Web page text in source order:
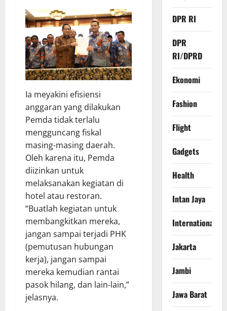
Ia meyakini efisiensi
anggaran yang dilakukan
Pemda tidak terlalu
mengguncang fiskal
masing-masing daerah.
Oleh karena itu, Pemda
diizinkan untuk
melaksanakan kegiatan di
hotel atau restoran.
“Buatlah kegiatan untuk
membangkitkan mereka,
jangan sampai terjadi PHK
(pemutusan hubungan
kerja), jangan sampai
mereka kemudian rantai
pasok hilang, dan lain-lain,”
jelasnya.
DPR RI
DPR
RI/DPRD
Ekonomi
Fashion
Flight
Gadgets
Health
Intan Jaya
International
Jakarta
Jambi
Jawa Barat